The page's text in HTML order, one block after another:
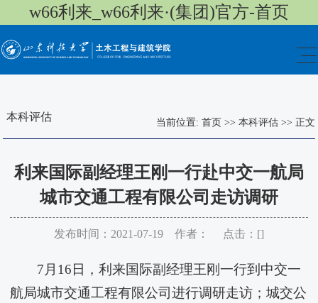
w66利来_w66利来·(集团)官方-首页
本科评估 当前位置: 首页 >> 本科评估>> 正文
​利来国际副经理王刚一行赴中交一航局
城市交通工程有限公司走访调研
发布时间：2021-07-19 作者： 点击：[]
7月16日，​利来国际副经理王刚一行到中交一
航局城市交通工程有限公司进行调研走访；城交公